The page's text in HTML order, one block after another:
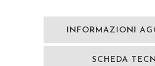
INFORMAZIONI
SCHEDA